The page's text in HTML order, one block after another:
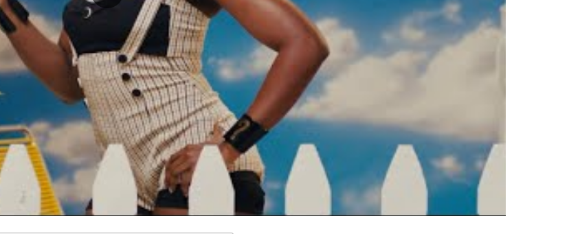
Batum :
l’empêcher
Les Knicks réinventent la honte
chaque jour : défaite après avoir
mené de 28 points, New-York perd
le derby à cause d’un…rookie
février 17, 2022
Dans "Actualités"
NBA PORTLAND
SAN ANTONIO